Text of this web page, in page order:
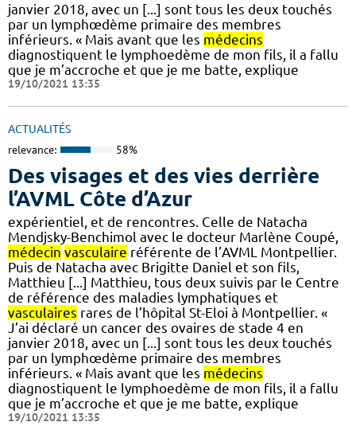
janvier 2018, avec un [...] sont tous les deux touchés
par un lymphœdème primaire des membres
inférieurs. « Mais avant que les médecins
diagnostiquent le lymphoedème de mon fils, il a fallu
que je m’accroche et que je me batte, explique
19/10/2021 13:35
ACTUALITÉS
relevance: 58%
Des visages et des vies derrière
l’AVML Côte d’Azur
expérientiel, et de rencontres. Celle de Natacha
Mendjsky-Benchimol avec le docteur Marlène Coupé,
médecin vasculaire référente de l’AVML Montpellier.
Puis de Natacha avec Brigitte Daniel et son fils,
Matthieu [...] Matthieu, tous deux suivis par le Centre
de référence des maladies lymphatiques et
vasculaires rares de l’hôpital St-Eloi à Montpellier. «
J’ai déclaré un cancer des ovaires de stade 4 en
janvier 2018, avec un [...] sont tous les deux touchés
par un lymphœdème primaire des membres
inférieurs. « Mais avant que les médecins
diagnostiquent le lymphoedème de mon fils, il a fallu
que je m’accroche et que je me batte, explique
19/10/2021 13:35